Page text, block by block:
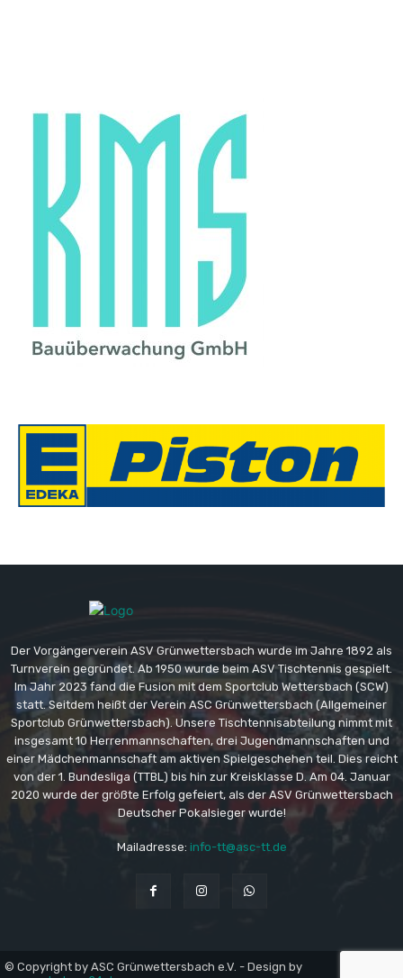
Der Vorgängerverein ASV Grünwettersbach wurde im Jahre 1892 als
Turnverein gegründet. Ab 1950 wurde beim ASV Tischtennis gespielt.
Im Jahr 2023 fand die Fusion mit dem Sportclub Wettersbach (SCW)
statt. Seitdem heißt der Verein ASC Grünwettersbach (Allgemeiner
Sportclub Grünwettersbach). Unsere Tischtennisabteilung nimmt mit
insgesamt 10 Herrenmannschaften, drei Jugendmannschaften und
einer Mädchenmannschaft am aktiven Spielgeschehen teil. Dies reicht
von der 1. Bundesliga (TTBL) bis hin zur Kreisklasse D. Am 04. Januar
2020 wurde der größte Erfolg gefeiert, als der ASV Grünwettersbach
Deutscher Pokalsieger wurde!
Mailadresse: info-tt@asc-tt.de
© Copyright by ASC Grünwettersbach e.V. - Design by